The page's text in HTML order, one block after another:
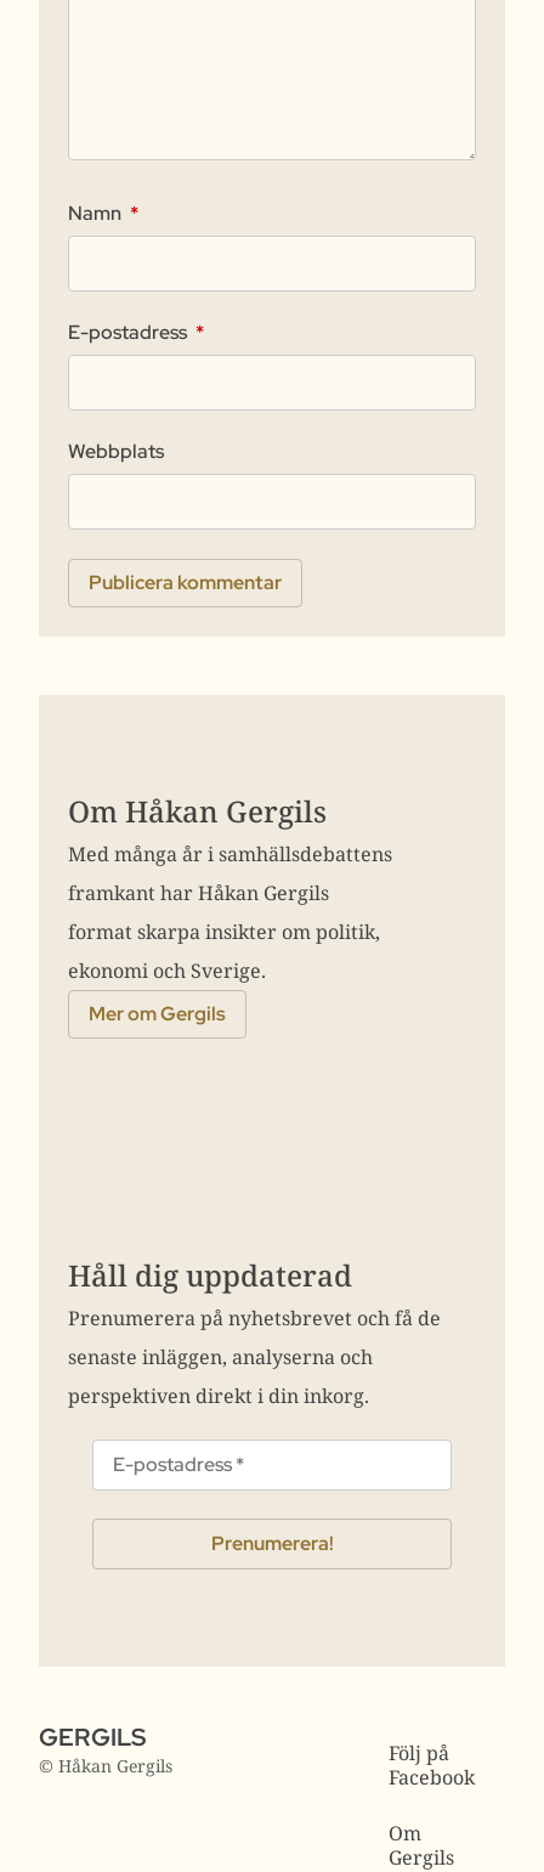
Namn *
E-postadress *
Webbplats
Om Håkan Gergils
Med många år i samhällsdebattens
framkant har Håkan Gergils
format skarpa insikter om politik,
ekonomi och Sverige.
Mer om Gergils
Håll dig uppdaterad
Prenumerera på nyhetsbrevet och få de
senaste inläggen, analyserna och
perspektiven direkt i din inkorg.
GERGILS
© Håkan Gergils
Följ på
Facebook
Om
Gergils